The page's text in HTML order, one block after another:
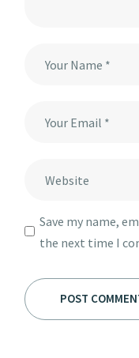
Save my name,
the next time I
POST